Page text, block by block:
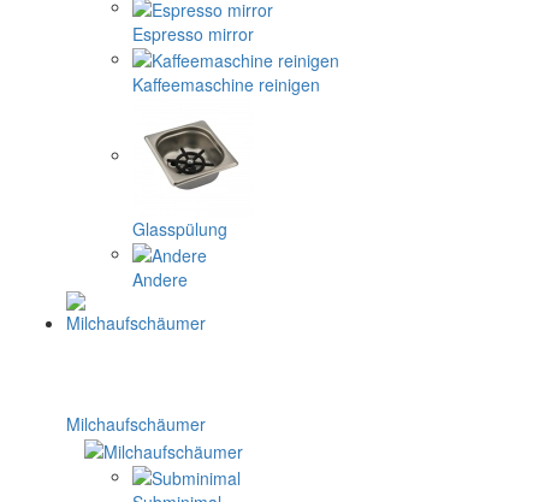
Espresso mirror
Kaffeemaschine reinigen
Glasspülung
Andere
Milchaufschäumer